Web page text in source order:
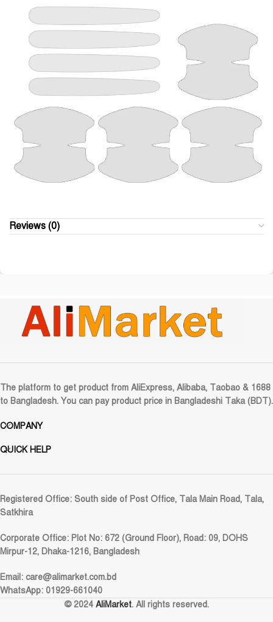
Reviews (0)
The platform to get product from AliExpress, Alibaba, Taobao & 1688
to Bangladesh. You can pay product price in Bangladeshi Taka (BDT).
COMPANY
QUICK HELP
Registered Office: South side of Post Office, Tala Main Road, Tala,
Satkhira
Corporate Office: Plot No: 672 (Ground Floor), Road: 09, DOHS
Mirpur-12, Dhaka-1216, Bangladesh
Email: care@alimarket.com.bd
WhatsApp: 01929-661040
© 2024 AliMarket. All rights reserved.